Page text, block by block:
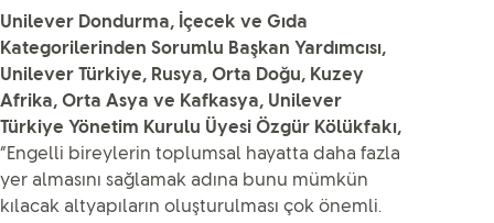
Unilever Dondurma, İçecek ve Gıda
Kategorilerinden Sorumlu Başkan Yardımcısı,
Unilever Türkiye, Rusya, Orta Doğu, Kuzey
Afrika, Orta Asya ve Kafkasya, Unilever
Türkiye Yönetim Kurulu Üyesi Özgür Kölükfakı,
“Engelli bireylerin toplumsal hayatta daha fazla
yer almasını sağlamak adına bunu mümkün
kılacak altyapıların oluşturulması çok önemli.